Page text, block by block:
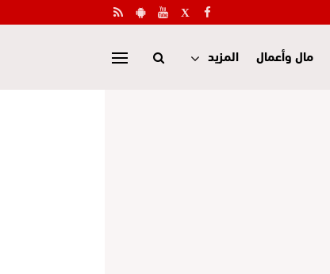
مال وأعمال المزيد